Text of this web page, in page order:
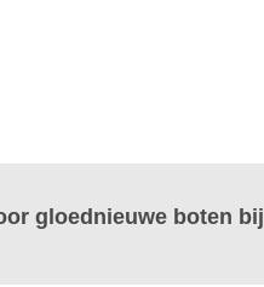
gloednieuwe boten bij